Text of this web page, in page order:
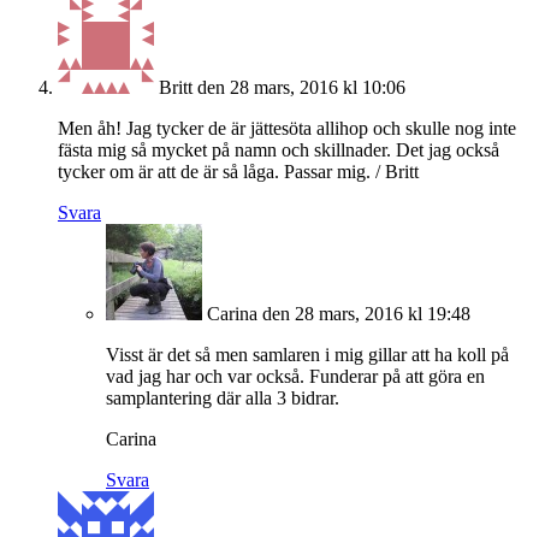
Britt den 28 mars, 2016 kl 10:06
Men åh! Jag tycker de är jättesöta allihop och skulle nog inte
fästa mig så mycket på namn och skillnader. Det jag också
tycker om är att de är så låga. Passar mig. / Britt
Svara
Carina den 28 mars, 2016 kl 19:48
Visst är det så men samlaren i mig gillar att ha koll på
vad jag har och var också. Funderar på att göra en
samplantering där alla 3 bidrar.
Carina
Svara